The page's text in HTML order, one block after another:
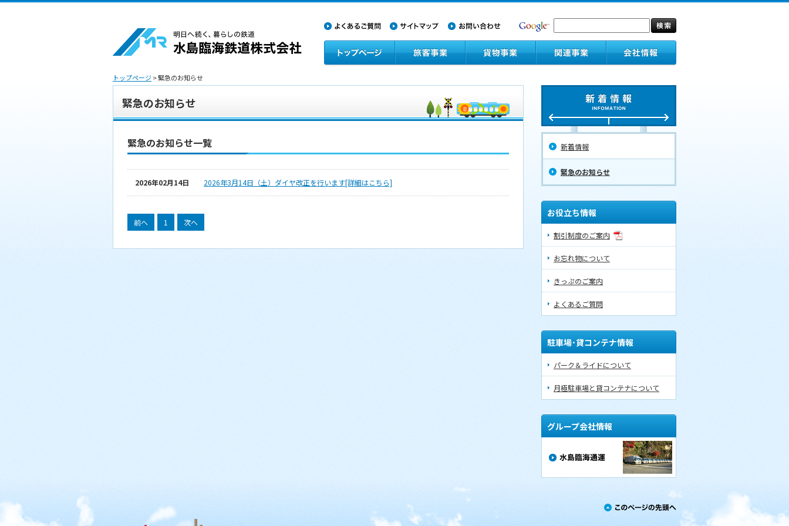
トップページ> 緊急のお知らせ
緊急のお知らせ
緊急のお知らせ一覧
2026年02月14日 2026年3月14日（土）ダイヤ改正を行います[詳細はこちら]
前へ 1 次へ
新着情報
緊急のお知らせ
お役立ち情報
割引制度のご案内
お忘れ物について
きっぷのご案内
よくあるご質問
駐車場･貸コンテナ情報
パーク＆ライドについて
月極駐車場と貸コンテナについて
グループ会社情報